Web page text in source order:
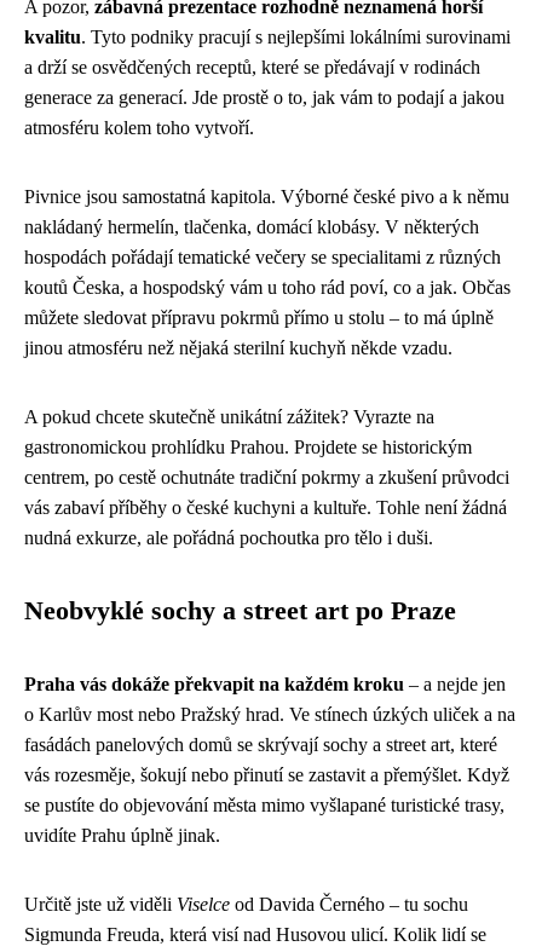
A pozor, zábavná prezentace rozhodně neznamená horší
kvalitu. Tyto podniky pracují s nejlepšími lokálními surovinami
a drží se osvědčených receptů, které se předávají v rodinách
generace za generací. Jde prostě o to, jak vám to podají a jakou
atmosféru kolem toho vytvoří.
Pivnice jsou samostatná kapitola. Výborné české pivo a k němu
nakládaný hermelín, tlačenka, domácí klobásy. V některých
hospodách pořádají tematické večery se specialitami z různých
koutů Česka, a hospodský vám u toho rád poví, co a jak. Občas
můžete sledovat přípravu pokrmů přímo u stolu – to má úplně
jinou atmosféru než nějaká sterilní kuchyň někde vzadu.
A pokud chcete skutečně unikátní zážitek? Vyrazte na
gastronomickou prohlídku Prahou. Projdete se historickým
centrem, po cestě ochutnáte tradiční pokrmy a zkušení průvodci
vás zabaví příběhy o české kuchyni a kultuře. Tohle není žádná
nudná exkurze, ale pořádná pochoutka pro tělo i duši.
Neobvyklé sochy a street art po Praze
Praha vás dokáže překvapit na každém kroku – a nejde jen
o Karlův most nebo Pražský hrad. Ve stínech úzkých uliček a na
fasádách panelových domů se skrývají sochy a street art, které
vás rozesměje, šokují nebo přinutí se zastavit a přemýšlet. Když
se pustíte do objevování města mimo vyšlapané turistické trasy,
uvidíte Prahu úplně jinak.
Určitě jste už viděli Viselce od Davida Černého – tu sochu
Sigmunda Freuda, která visí nad Husovou ulicí. Kolik lidí se